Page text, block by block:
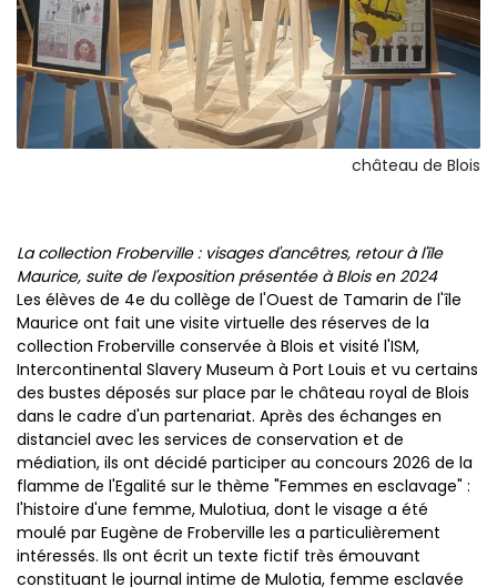
château de Blois
La collection Froberville : visages d'ancêtres, retour à l'île
Maurice, suite de l'exposition présentée à Blois en 2024
Les élèves de 4e du collège de l'Ouest de Tamarin de l'île
Maurice ont fait une visite virtuelle des réserves de la
collection Froberville conservée à Blois et visité l'ISM,
Intercontinental Slavery Museum à Port Louis et vu certains
des bustes déposés sur place par le château royal de Blois
dans le cadre d'un partenariat. Après des échanges en
distanciel avec les services de conservation et de
médiation, ils ont décidé participer au concours 2026 de la
flamme de l'Egalité sur le thème "Femmes en esclavage" :
l'histoire d'une femme, Mulotiua, dont le visage a été
moulé par Eugène de Froberville les a particulièrement
intéressés. Ils ont écrit un texte fictif très émouvant
constituant le journal intime de Mulotia, femme esclavée